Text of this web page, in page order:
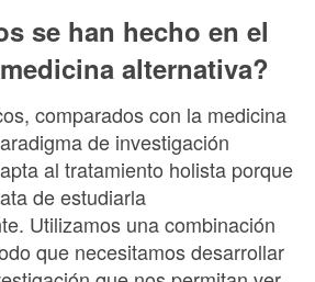
se han hecho en el
alternativa?
comparados con la medicina
de investigación
al tratamiento holista porque
de estudiarla
Utilizamos una combinación
que necesitamos desarrollar